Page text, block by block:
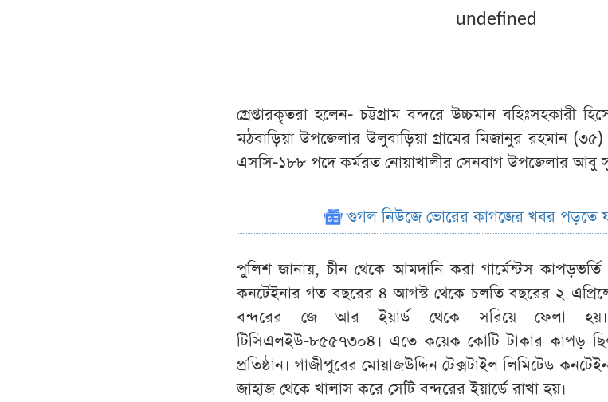
undefined
গ্রেপ্তারকৃতরা হলেন- চট্টগ্রাম বন্দরে উচ্চমান বহিঃসহকারী
মঠবাড়িয়া উপজেলার উলুবাড়িয়া গ্রামের মিজানুর রহমান
এসসি-১৮৮ পদে কর্মরত নোয়াখালীর সেনবাগ উপজেলার আবু
গুগল নিউজে ভোরের কাগজের খবর
পুলিশ জানায়, চীন থেকে আমদানি করা গার্মেন্টস
কনটেইনার গত বছরের ৪ আগস্ট থেকে চলতি বছরের ২
বন্দরের জে আর ইয়ার্ড থেকে সরিয়ে ফেলা হয়।
টিসিএলইউ-৮৫৫৭৩০৪। এতে কয়েক কোটি টাকার কাপড় ছিল
প্রতিষ্ঠান। গাজীপুরের মোয়াজউদ্দিন টেক্সটাইল লিমিটেড
জাহাজ থেকে খালাস করে সেটি বন্দরের ইয়ার্ডে রাখা হয়।